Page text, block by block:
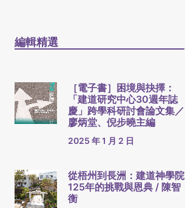
編輯精選
［電子書］困境與抉擇：
「建道研究中心30週年誌
慶」跨學科研討會論文集／
廖炳堂、倪步曉主編
2025 年 1 月 2 日
從梧州到長洲：建道神學院
125年的挑戰與恩典 / 陳智
衡